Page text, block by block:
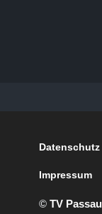
Datenschutz
Impressum
©TV